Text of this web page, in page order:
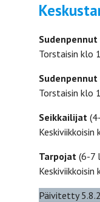
Sudenpennut
Torstaisin klo
Sudenpennut
Torstaisin klo
Seikkailijat
Tarpojat (6-7
Keskiviikkoisin
Päivitetty